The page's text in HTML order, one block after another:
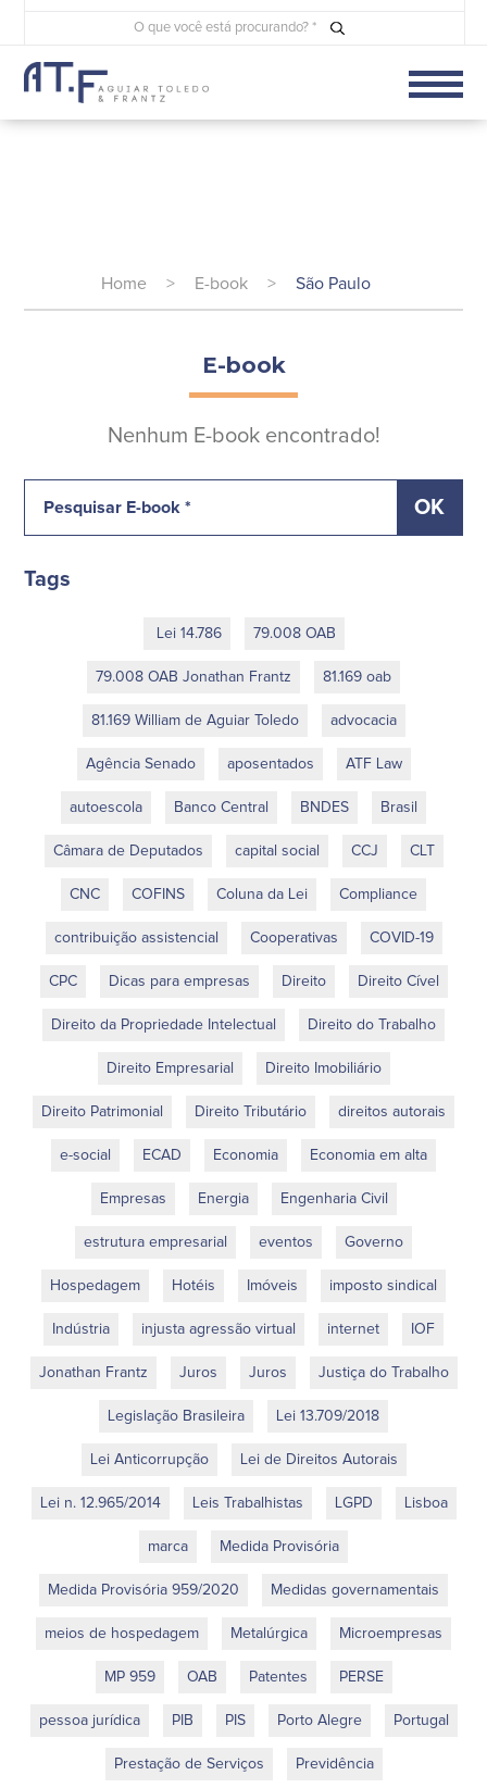
Home > E-book > São Paulo
E-book
Nenhum E-book encontrado!
Tags
Lei 14.786 79.008 OAB
79.008 OAB Jonathan Frantz 81.169 oab
81.169 William de Aguiar Toledo advocacia
Agência Senado aposentados ATF Law
autoescola Banco Central BNDES Brasil
Câmara de Deputados capital social CCJ CLT
CNC COFINS Coluna da Lei Compliance
contribuição assistencial Cooperativas COVID-19
CPC Dicas para empresas Direito Direito Cível
Direito da Propriedade Intelectual Direito do Trabalho
Direito Empresarial Direito Imobiliário
Direito Patrimonial Direito Tributário direitos autorais
e-social ECAD Economia Economia em alta
Empresas Energia Engenharia Civil
estrutura empresarial eventos Governo
Hospedagem Hotéis Imóveis imposto sindical
Indústria injusta agressão virtual internet IOF
Jonathan Frantz Juros Juros Justiça do Trabalho
Legislação Brasileira Lei 13.709/2018
Lei Anticorrupção Lei de Direitos Autorais
Lei n. 12.965/2014 Leis Trabalhistas LGPD Lisboa
marca Medida Provisória
Medida Provisória 959/2020 Medidas governamentais
meios de hospedagem Metalúrgica Microempresas
MP 959 OAB Patentes PERSE
pessoa jurídica PIB PIS Porto Alegre Portugal
Prestação de Serviços Previdência